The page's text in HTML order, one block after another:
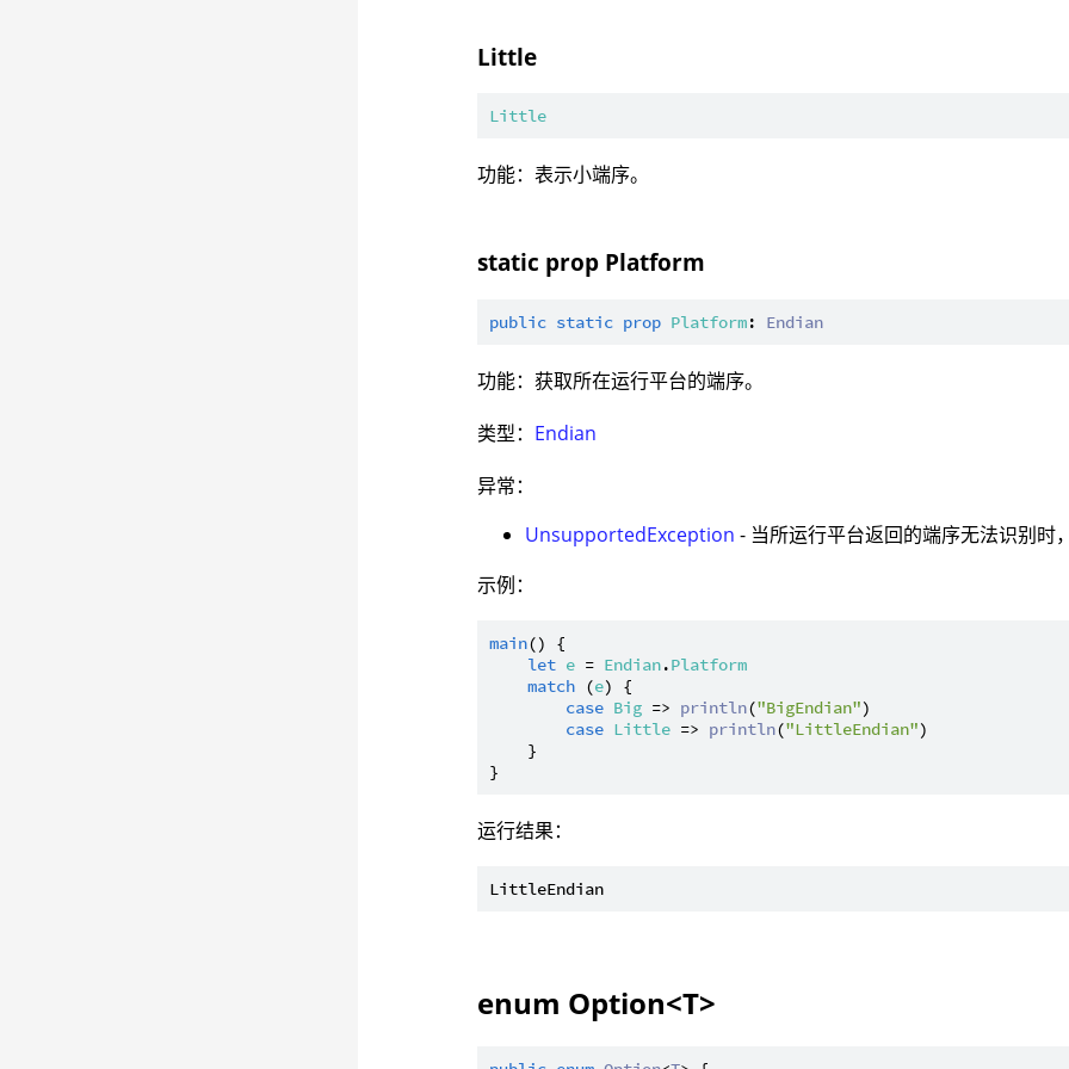
Little
Little
功能：表示小端序。
static prop Platform
public static prop Platform: Endian
功能：获取所在运行平台的端序。
类型： Endian
异常：
UnsupportedException - 当所运行平台返回的端序无法识别时
示例：
main() {
let e = Endian.Platform
match (e) {
case Big => println("BigEndian")
case Little => println("LittleEndian")
    }
运行结果：
enum Option<T>